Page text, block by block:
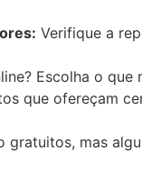
Verifique a
Escolha o
que ofereçam
gratuitos, mas